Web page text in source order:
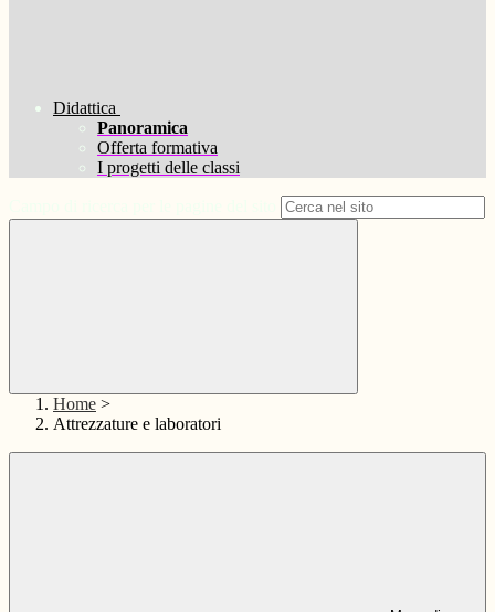
Didattica
Panoramica
Offerta formativa
I progetti delle classi
Home >
Attrezzature e laboratori